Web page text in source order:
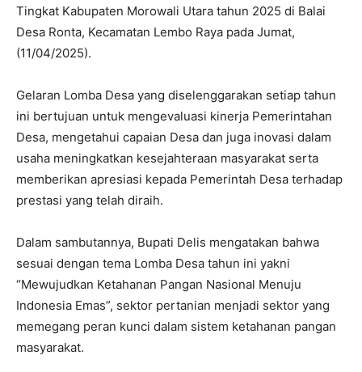
Tingkat Kabupaten Morowali Utara tahun 2025 di Balai
Desa Ronta, Kecamatan Lembo Raya pada Jumat,
(11/04/2025).
Gelaran Lomba Desa yang diselenggarakan setiap tahun
ini bertujuan untuk mengevaluasi kinerja Pemerintahan
Desa, mengetahui capaian Desa dan juga inovasi dalam
usaha meningkatkan kesejahteraan masyarakat serta
memberikan apresiasi kepada Pemerintah Desa terhadap
prestasi yang telah diraih.
Dalam sambutannya, Bupati Delis mengatakan bahwa
sesuai dengan tema Lomba Desa tahun ini yakni
“Mewujudkan Ketahanan Pangan Nasional Menuju
Indonesia Emas”, sektor pertanian menjadi sektor yang
memegang peran kunci dalam sistem ketahanan pangan
masyarakat.